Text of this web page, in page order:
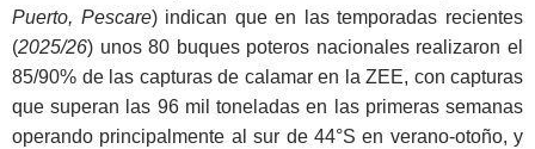
Puerto, Pescare) indican que en las temporadas recientes
(2025/26) unos 80 buques poteros nacionales realizaron el
85/90% de las capturas de calamar en la ZEE, con capturas
que superan las 96 mil toneladas en las primeras semanas
operando principalmente al sur de 44°S en verano-otoño, y